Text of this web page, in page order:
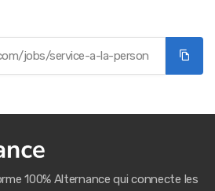
100% Alternance qui connecte les